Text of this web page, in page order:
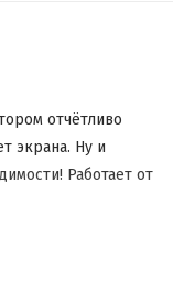
отчётливо
экрана. Ну и
Работает от